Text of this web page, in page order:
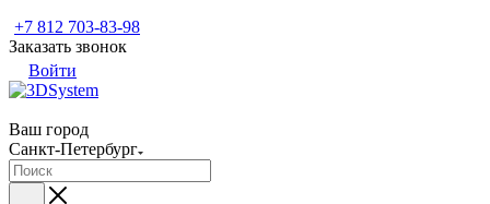
+7 812 703-83-98
Заказать звонок
Войти
Ваш город
Санкт-Петербург